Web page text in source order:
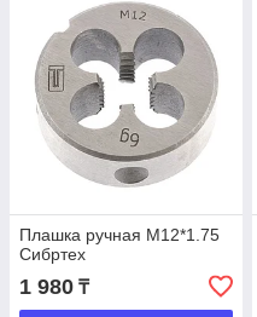
Плашка ручная М12*1.75
Cибртех
1 980 ₸